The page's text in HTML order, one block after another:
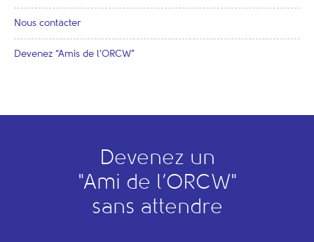
Nous contacter
Devenez “Amis de l’ORCW”
Devenez un
"Ami de l’ORCW"
sans attendre